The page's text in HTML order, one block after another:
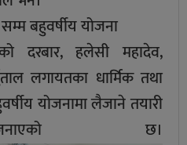
सम्म बहुवर्षीय योजना
दरबार, हलेसी महादेव,
लगायतका धार्मिक तथा
योजनामा लैजाने तयारी
छ।